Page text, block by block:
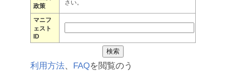
政策
さい。
マニフ
ェスト
ID
利用方法、 FAQを閲覧のう